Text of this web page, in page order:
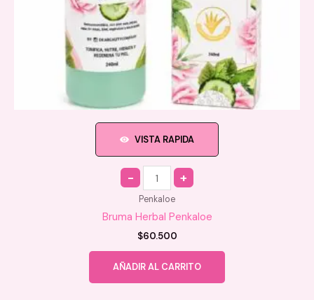
VISTA RAPIDA
Quantity
Penkaloe
Bruma Herbal Penkaloe
$60.500
AÑADIR AL CARRITO